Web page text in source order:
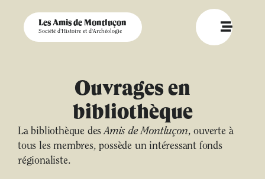
Les Amis de Montluçon
Société d'Histoire et d'Archéologie
Ouvrages en
bibliothèque
La bibliothèque desAmis de Montluçon, ouverte à
tous les membres, possède un intéressant fonds
régionaliste.